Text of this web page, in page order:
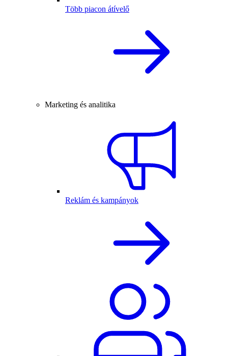
Több piacon átívelő
Marketing és analitika
Reklám és kampányok